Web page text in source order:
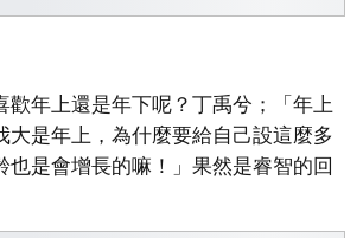
歡年上還是年下呢？丁禹兮；「年上
大是年上，為什麼要給自己設這麼多
也是會增長的嘛！」果然是睿智的回